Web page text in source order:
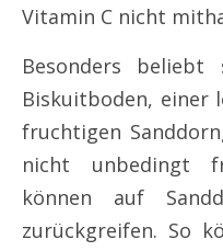
Vitamin C nicht
Besonders
Biskuitboden, einer
fruchtigen
nicht unbedingt
können auf
zurückgreifen. So